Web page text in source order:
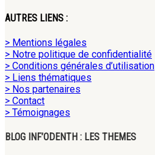
AUTRES LIENS :
> Mentions légales
> Notre politique de confidentialité
> Conditions générales d’utilisation
> Liens thématiques
> Nos partenaires
> Contact
> Témoignages
BLOG INF’ODENTH : LES THEMES